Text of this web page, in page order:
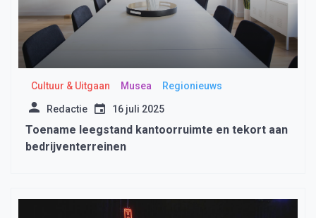
Cultuur & Uitgaan Musea Regionieuws
Redactie 16 juli 2025
Toename leegstand kantoorruimte en tekort aan
bedrijventerreinen